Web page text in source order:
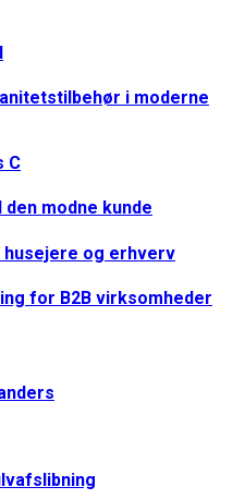
i moderne
C
modne kunde
og erhverv
for B2B virksomheder